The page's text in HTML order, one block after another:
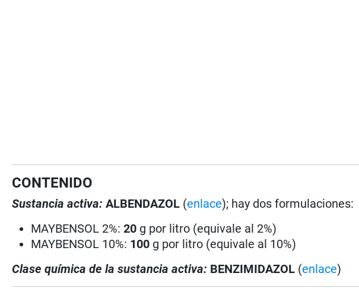
CONTENIDO
Sustancia activa:ALBENDAZOL (enlace); hay dos formulaciones:
MAYBENSOL 2%:20 g por litro (equivale al 2%)
MAYBENSOL 10%: 100 g por litro (equivale al 10%)
Clase química de la sustancia activa: BENZIMIDAZOL (enlace)